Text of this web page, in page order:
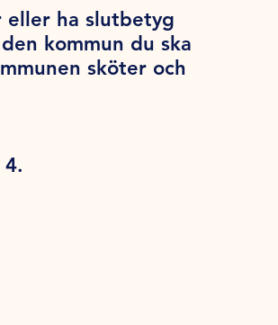
ha slutbetyg
kommun du ska
sköter och